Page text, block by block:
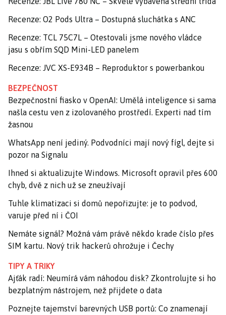
Recenze: O2 Pods Ultra – Dostupná sluchátka s ANC
Recenze: TCL 75C7L – Otestovali jsme nového vládce
jasu s obřím SQD Mini-LED panelem
Recenze: JVC XS-E934B – Reproduktor s powerbankou
BEZPEČNOST
Bezpečnostní fiasko v OpenAI: Umělá inteligence si sama
našla cestu ven z izolovaného prostředí. Experti nad tím
žasnou
WhatsApp není jediný. Podvodníci mají nový fígl, dejte si
pozor na Signalu
Ihned si aktualizujte Windows. Microsoft opravil přes 600
chyb, dvě z nich už se zneužívají
Tuhle klimatizaci si domů nepořizujte: je to podvod,
varuje před ní i ČOI
Nemáte signál? Možná vám právě někdo krade číslo přes
SIM kartu. Nový trik hackerů ohrožuje i Čechy
TIPY A TRIKY
Ajťák radí: Neumírá vám náhodou disk? Zkontrolujte si ho
bezplatným nástrojem, než přijdete o data
Poznejte tajemství barevných USB portů: Co znamenají